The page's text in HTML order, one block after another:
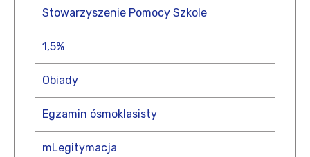
Stowarzyszenie Pomocy Szkole
1,5%
Obiady
Egzamin ósmoklasisty
mLegitymacja